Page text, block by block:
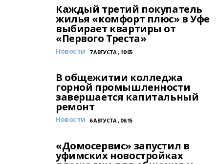
Каждый третий покупатель
жилья «комфорт плюс» в Уфе
выбирает квартиры от
«Первого Треста»
Новости 7 АВГУСТА , 10:05
В общежитии колледжа
горной промышленности
завершается капитальный
ремонт
Новости 6 АВГУСТА , 06:15
«Домосервис» запустил в
уфимских новостройках